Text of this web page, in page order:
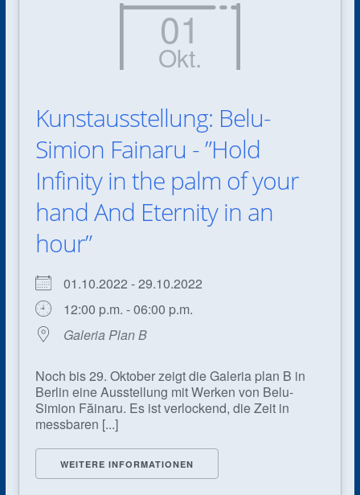
01
Okt.
Kunstausstellung: Belu-
Simion Fainaru - ”Hold
Infinity in the palm of your
hand And Eternity in an
hour”
01.10.2022 - 29.10.2022
12:00 p.m. - 06:00 p.m.
Galeria Plan B
Noch bis 29. Oktober zeigt die Galeria plan B in
Berlin eine Ausstellung mit Werken von Belu-
Simion Făinaru. Es ist verlockend, die Zeit in
messbaren [...]
WEITERE INFORMATIONEN